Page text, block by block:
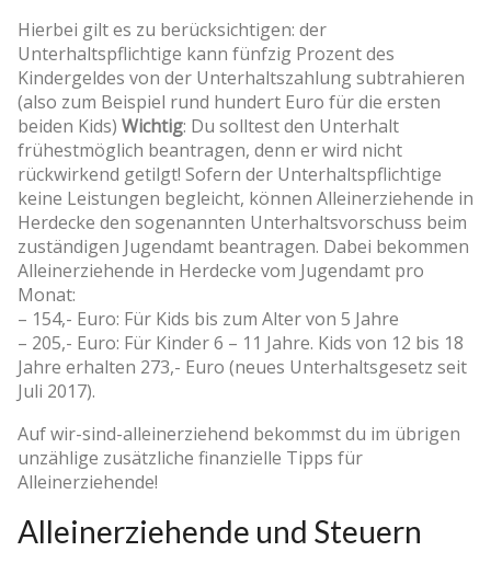
Hierbei gilt es zu berücksichtigen: der
Unterhaltspflichtige kann fünfzig Prozent des
Kindergeldes von der Unterhaltszahlung subtrahieren
(also zum Beispiel rund hundert Euro für die ersten
beiden Kids) Wichtig: Du solltest den Unterhalt
frühestmöglich beantragen, denn er wird nicht
rückwirkend getilgt! Sofern der Unterhaltspflichtige
keine Leistungen begleicht, können Alleinerziehende in
Herdecke den sogenannten Unterhaltsvorschuss beim
zuständigen Jugendamt beantragen. Dabei bekommen
Alleinerziehende in Herdecke vom Jugendamt pro
Monat:
– 154,- Euro: Für Kids bis zum Alter von 5 Jahre
– 205,- Euro: Für Kinder 6 – 11 Jahre. Kids von 12 bis 18
Jahre erhalten 273,- Euro (neues Unterhaltsgesetz seit
Juli 2017).
Auf wir-sind-alleinerziehend bekommst du im übrigen
unzählige zusätzliche finanzielle Tipps für
Alleinerziehende!
Alleinerziehende und Steuern